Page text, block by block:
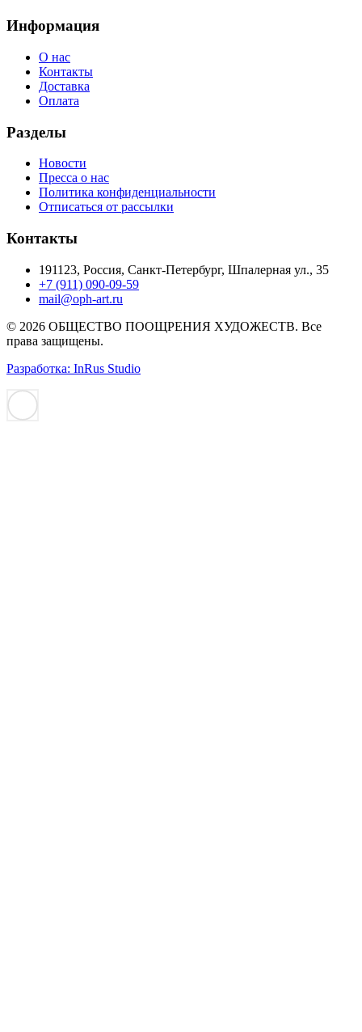
Информация
О нас
Контакты
Доставка
Оплата
Разделы
Новости
Пресса о нас
Политика конфиденциальности
Отписаться от рассылки
Контакты
191123, Россия, Санкт-Петербург, Шпалерная ул., 35
+7 (911) 090-09-59
mail@oph-art.ru
© 2026 ОБЩЕСТВО ПООЩРЕНИЯ ХУДОЖЕСТВ. Все
права защищены.
Разработка: InRus Studio